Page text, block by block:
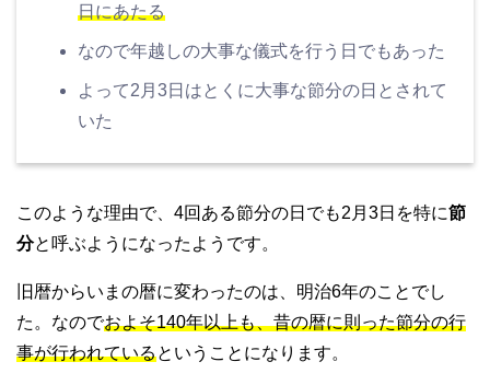
日にあたる
なので年越しの大事な儀式を行う日でもあった
よって2月3日はとくに大事な節分の日とされて
いた
このような理由で、4回ある節分の日でも2月3日を特に節
分と呼ぶようになったようです。
旧暦からいまの暦に変わったのは、明治6年のことでし
た。なのでおよそ140年以上も、昔の暦に則った節分の行
事が行われているということになります。